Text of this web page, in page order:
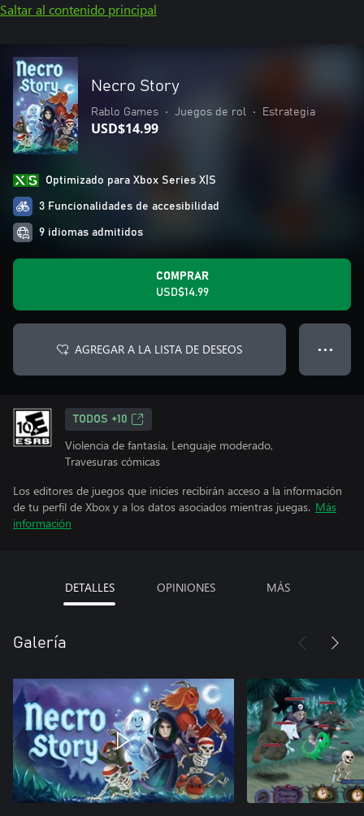
Saltar al contenido principal
Necro Story
Rablo Games • Juegos de rol • Estrategia
USD$14.99
Optimizado para Xbox Series X|S
3 Funcionalidades de accesibilidad
9 idiomas admitidos
COMPRAR
USD$14.99
AGREGAR A LA LISTA DE DESEOS ● ● ●
TODOS +10
Violencia de fantasía, Lenguaje moderado,
Travesuras cómicas
Los editores de juegos que inicies recibirán acceso a la información
de tu perfil de Xbox y a los datos asociados mientras juegas. Más
información
DETALLES OPINIONES MÁS
Galería